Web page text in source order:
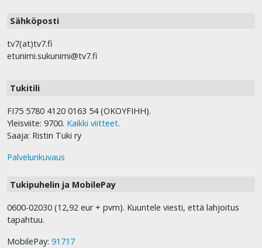
Sähköposti
tv7(at)tv7.fi
etunimi.sukunimi@tv7.fi
Tukitili
FI75 5780 4120 0163 54 (OKOYFIHH).
Yleisviite: 9700. Kaikki viitteet.
Saaja: Ristin Tuki ry
Palvelunkuvaus
Tukipuhelin ja MobilePay
0600-02030 (12,92 eur + pvm). Kuuntele viesti, että lahjoitus
tapahtuu.
MobilePay: 91717